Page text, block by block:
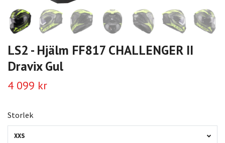
LS2 - Hjälm FF817 CHALLENGER II
Dravix Gul
4 099 kr
Storlek
XXS